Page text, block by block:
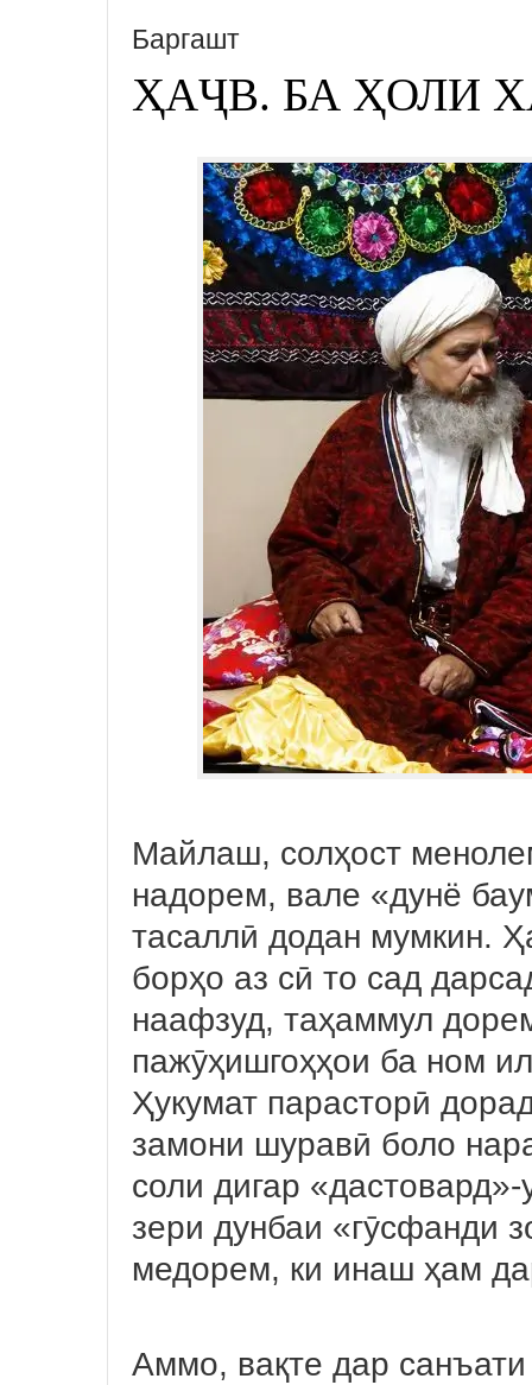
Баргашт
ҲАҶВ. БА ҲОЛИ
Майлаш, солҳост
надорем, вале «дунё
тасаллӣ додан мумкин.
борҳо аз сӣ то сад
наафзуд, таҳаммул
пажӯҳишгоҳҳои ба ном
Ҳукумат парасторӣ
замони шуравӣ боло
соли дигар
зери дунбаи «гӯсфанди
медорем, ки инаш ҳам
Аммо, вақте дар